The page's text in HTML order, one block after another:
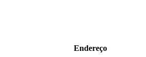
Endereço